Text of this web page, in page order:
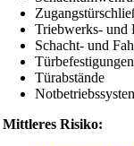
Triebwerks- und
Schacht- und
Türbefestigungen
Türabstände
Mittleres Risiko: